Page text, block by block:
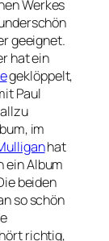
Werkes
geeignet.
hat ein
geklöppelt,
Paul
im
hat
ein Album
beiden
so schön
richtig,